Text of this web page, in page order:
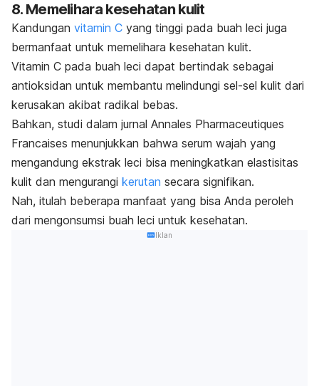
8. Memelihara kesehatan kulit
Kandungan vitamin C yang tinggi pada buah leci juga
bermanfaat untuk memelihara kesehatan kulit.
Vitamin C pada buah leci dapat bertindak sebagai
antioksidan untuk membantu melindungi sel-sel kulit dari
kerusakan akibat radikal bebas.
Bahkan, studi dalam jurnal Annales Pharmaceutiques
Francaises menunjukkan bahwa serum wajah yang
mengandung ekstrak leci bisa meningkatkan elastisitas
kulit dan mengurangi kerutan secara signifikan.
Nah, itulah beberapa manfaat yang bisa Anda peroleh
dari mengonsumsi buah leci untuk kesehatan.
Iklan